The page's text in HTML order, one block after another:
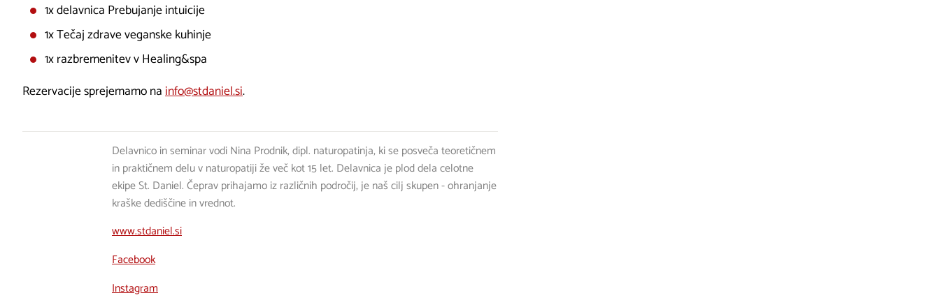
1x delavnica Prebujanje intuicije
1x Tečaj zdrave veganske kuhinje
1x razbremenitev v Healing&spa
Rezervacije sprejemamo nainfo@stdaniel.si.
Delavnico in seminar vodi Nina Prodnik, dipl. naturopatinja, ki se posveča teoretičnem
in praktičnem delu v naturopatiji že več kot 15 let. Delavnica je plod dela celotne
ekipe St. Daniel. Čeprav prihajamo iz različnih področij, je naš cilj skupen - ohranjanje
kraške dediščine in vrednot.
www.stdaniel.si
Facebook
Instagram